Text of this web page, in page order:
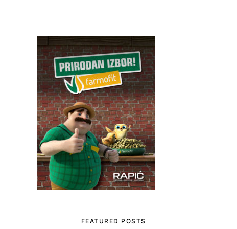
FEATURED POSTS